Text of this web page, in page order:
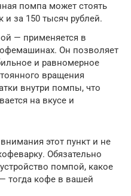
помпа может стоять
и за 150 тысяч рублей.
— применяется в
Он позволяет
и равномерное
вращения
внутри помпы, что
на вкусе и
этот пункт и не
Обязательно
помпой, какое
тогда кофе в вашей